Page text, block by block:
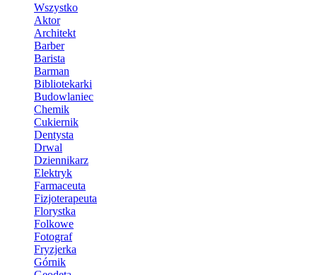
Wszystko
Aktor
Architekt
Barber
Barista
Barman
Bibliotekarki
Budowlaniec
Chemik
Cukiernik
Dentysta
Drwal
Dziennikarz
Elektryk
Farmaceuta
Fizjoterapeuta
Florystka
Folkowe
Fotograf
Fryzjerka
Górnik